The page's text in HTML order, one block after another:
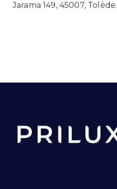
Jarama 149, 45007, Tolède.